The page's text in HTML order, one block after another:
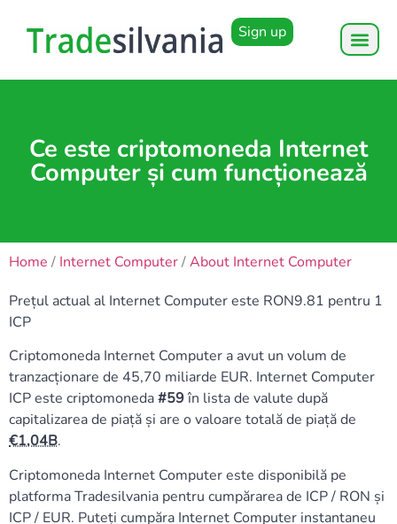
Sign up
Ce este criptomoneda Internet
Computer și cum funcționează
Home / Internet Computer/About Internet Computer
Prețul actual al Internet Computer este RON9.81 pentru 1
ICP
Criptomoneda Internet Computer a avut un volum de
tranzacționare de 45,70 miliarde EUR. Internet Computer
ICP este criptomoneda#59în lista de valute după
capitalizarea de piață și are o valoare totală de piață de
1,04B.
Criptomoneda Internet Computer este disponibilă pe
platforma Tradesilvania pentru cumpărarea de ICP / RON și
ICP / EUR. Puteți cumpăra Internet Computer instantaneu